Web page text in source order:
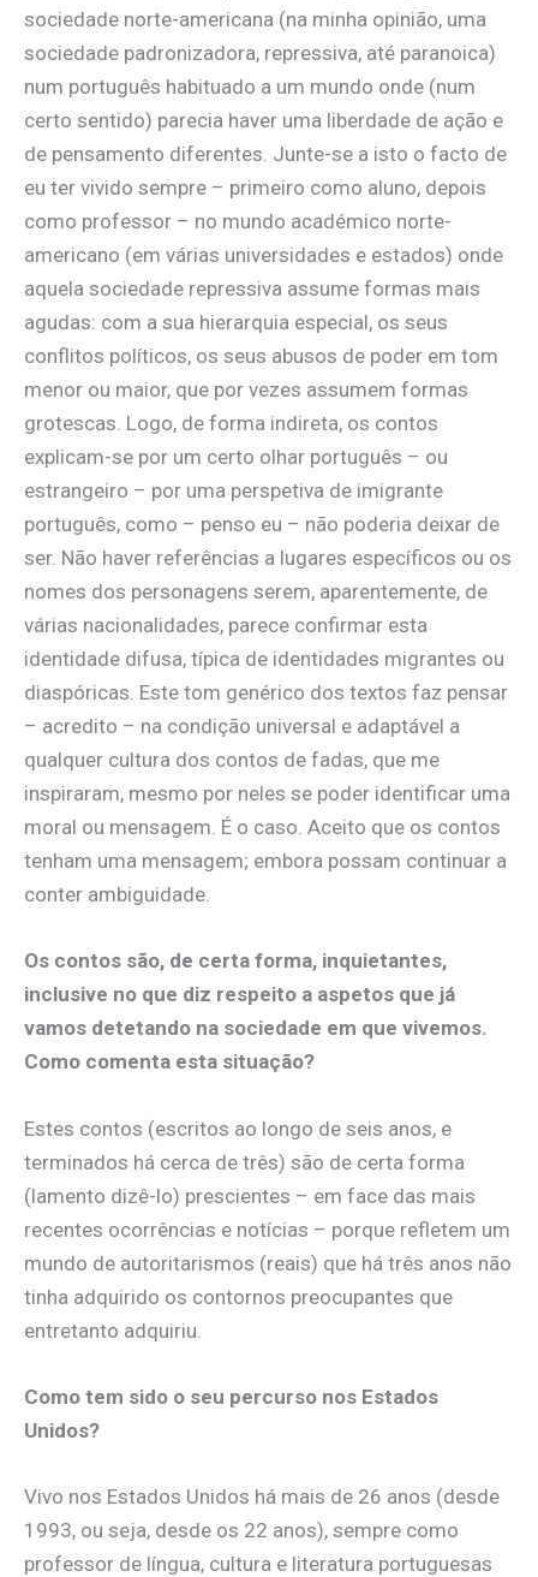
sociedade norte-americana (na minha opinião, uma
sociedade padronizadora, repressiva, até paranoica)
num português habituado a um mundo onde (num
certo sentido) parecia haver uma liberdade de ação e
de pensamento diferentes. Junte-se a isto o facto de
eu ter vivido sempre – primeiro como aluno, depois
como professor – no mundo académico norte-
americano (em várias universidades e estados) onde
aquela sociedade repressiva assume formas mais
agudas: com a sua hierarquia especial, os seus
conflitos políticos, os seus abusos de poder em tom
menor ou maior, que por vezes assumem formas
grotescas. Logo, de forma indireta, os contos
explicam-se por um certo olhar português – ou
estrangeiro – por uma perspetiva de imigrante
português, como – penso eu – não poderia deixar de
ser. Não haver referências a lugares específicos ou os
nomes dos personagens serem, aparentemente, de
várias nacionalidades, parece confirmar esta
identidade difusa, típica de identidades migrantes ou
diaspóricas. Este tom genérico dos textos faz pensar
– acredito – na condição universal e adaptável a
qualquer cultura dos contos de fadas, que me
inspiraram, mesmo por neles se poder identificar uma
moral ou mensagem. É o caso. Aceito que os contos
tenham uma mensagem; embora possam continuar a
conter ambiguidade.
Os contos são, de certa forma, inquietantes,
inclusive no que diz respeito a aspetos que já
vamos detetando na sociedade em que vivemos.
Como comenta esta situação?
Estes contos (escritos ao longo de seis anos, e
terminados há cerca de três) são de certa forma
(lamento dizê-lo) prescientes – em face das mais
recentes ocorrências e notícias – porque refletem um
mundo de autoritarismos (reais) que há três anos não
tinha adquirido os contornos preocupantes que
entretanto adquiriu.
Como tem sido o seu percurso nos Estados
Unidos?
Vivo nos Estados Unidos há mais de 26 anos (desde
1993, ou seja, desde os 22 anos), sempre como
professor de língua, cultura e literatura portuguesas